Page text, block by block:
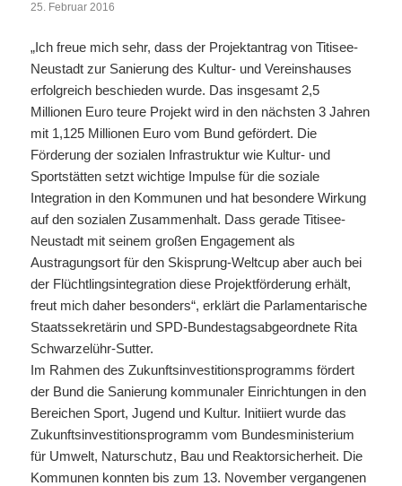
25. Februar 2016
„Ich freue mich sehr, dass der Projektantrag von Titisee-
Neustadt zur Sanierung des Kultur- und Vereinshauses
erfolgreich beschieden wurde. Das insgesamt 2,5
Millionen Euro teure Projekt wird in den nächsten 3 Jahren
mit 1,125 Millionen Euro vom Bund gefördert. Die
Förderung der sozialen Infrastruktur wie Kultur- und
Sportstätten setzt wichtige Impulse für die soziale
Integration in den Kommunen und hat besondere Wirkung
auf den sozialen Zusammenhalt. Dass gerade Titisee-
Neustadt mit seinem großen Engagement als
Austragungsort für den Skisprung-Weltcup aber auch bei
der Flüchtlingsintegration diese Projektförderung erhält,
freut mich daher besonders“, erklärt die Parlamentarische
Staatssekretärin und SPD-Bundestagsabgeordnete Rita
Schwarzelühr-Sutter.
Im Rahmen des Zukunftsinvestitionsprogramms fördert
der Bund die Sanierung kommunaler Einrichtungen in den
Bereichen Sport, Jugend und Kultur. Initiiert wurde das
Zukunftsinvestitionsprogramm vom Bundesministerium
für Umwelt, Naturschutz, Bau und Reaktorsicherheit. Die
Kommunen konnten bis zum 13. November vergangenen